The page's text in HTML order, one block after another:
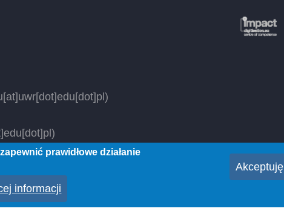
prawidłowe działanie
informacji
Akceptuję